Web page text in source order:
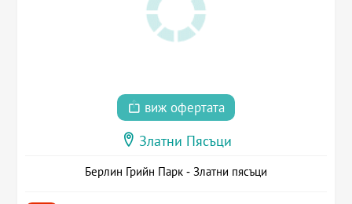
виж офертата
Златни Пясъци
Берлин Грийн Парк - Златни пясъци